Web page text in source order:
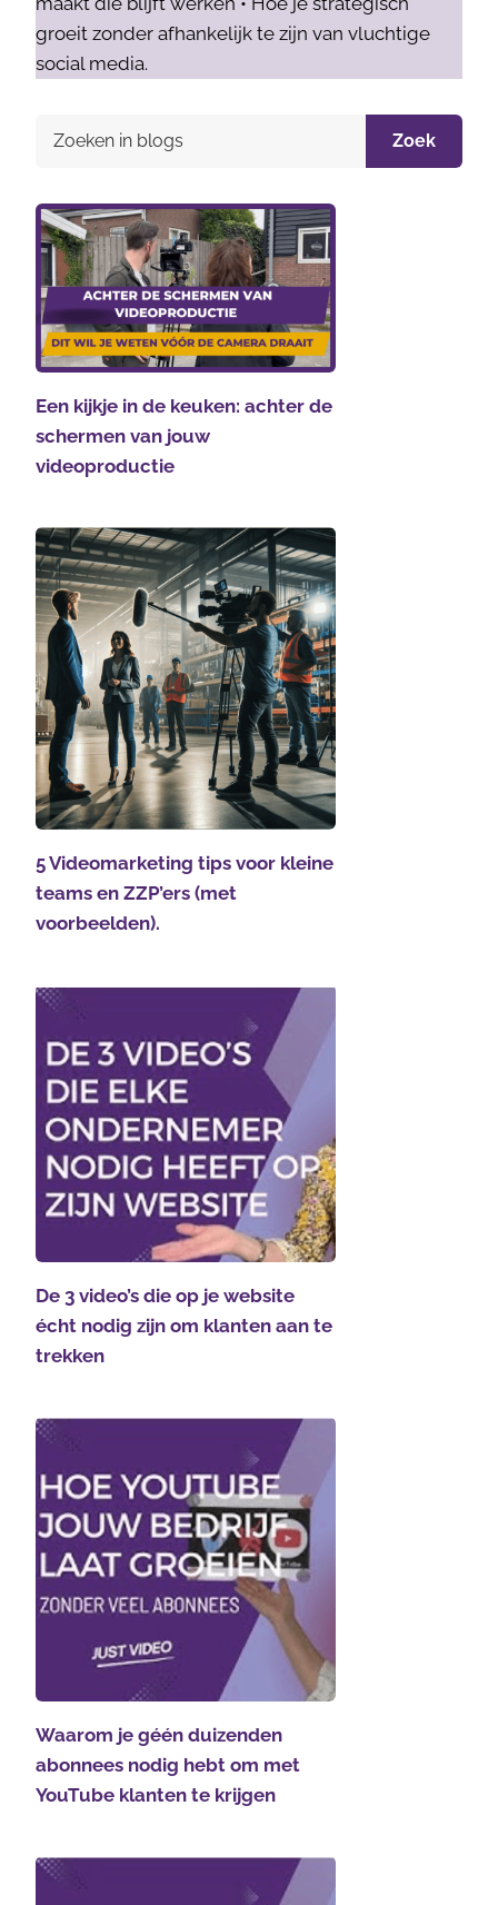
groeit zonder afhankelijk te zijn van vluchtige
social media.
Zoek
Een kijkje in de keuken: achter de
schermen van jouw
videoproductie
5 Videomarketing tips voor kleine
teams en ZZP’ers (met
voorbeelden).
De 3 video’s die op je website
écht nodig zijn om klanten aan te
trekken
Waarom je géén duizenden
abonnees nodig hebt om met
YouTube klanten te krijgen